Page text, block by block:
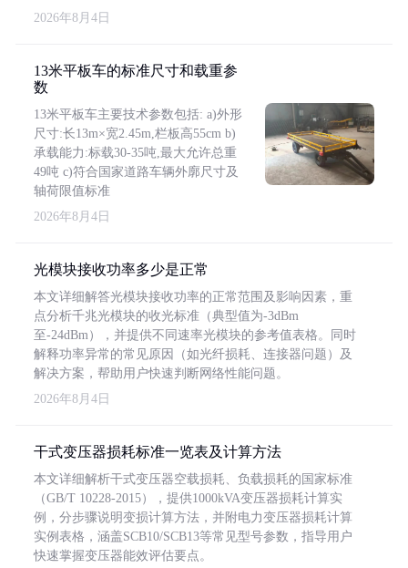
2026年8月4日
13米平板车的标准尺寸和载重参
数
13米平板车主要技术参数包括: a)外形
尺寸:长13m×宽2.45m,栏板高55cm b)
承载能力:标载30-35吨,最大允许总重
49吨 c)符合国家道路车辆外廓尺寸及
轴荷限值标准
2026年8月4日
光模块接收功率多少是正常
本文详细解答光模块接收功率的正常范围及影响因素，重
点分析千兆光模块的收光标准（典型值为-3dBm
至-24dBm），并提供不同速率光模块的参考值表格。同时
解释功率异常的常见原因（如光纤损耗、连接器问题）及
解决方案，帮助用户快速判断网络性能问题。
2026年8月4日
干式变压器损耗标准一览表及计算方法
本文详细解析干式变压器空载损耗、负载损耗的国家标准
（GB/T 10228-2015），提供1000kVA变压器损耗计算实
例，分步骤说明变损计算方法，并附电力变压器损耗计算
实例表格，涵盖SCB10/SCB13等常见型号参数，指导用户
快速掌握变压器能效评估要点。